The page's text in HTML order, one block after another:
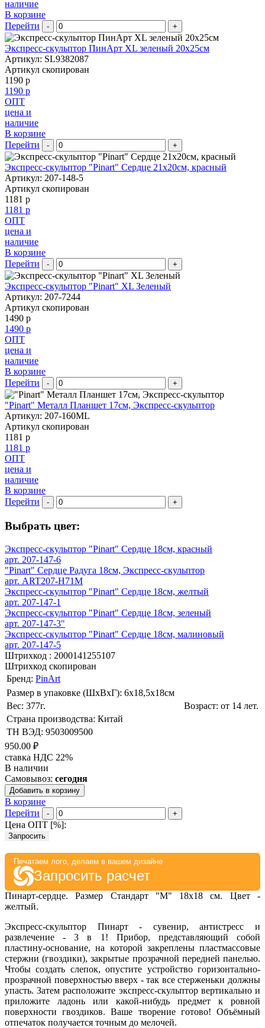
наличие
В корзине
Перейти
- +
Экспресс-скульптор ПинАрт XL зеленый 20х25см
Артикул: SL9382087
Артикул скопирован
1190 р
1190 р
ОПТ
цена и
наличие
В корзине
Перейти
- +
Экспресс-скульптор "Pinart" Сердце 21х20см, красный
Артикул: 207-148-5
Артикул скопирован
1181 р
1181 р
ОПТ
цена и
наличие
В корзине
Перейти
- +
Экспресс-скульптор "Pinart" XL Зеленый
Артикул: 207-7244
Артикул скопирован
1490 р
1490 р
ОПТ
цена и
наличие
В корзине
Перейти
- +
"Pinart" Металл Планшет 17см, Экспресс-скульптор
Артикул: 207-160ML
Артикул скопирован
1181 р
1181 р
ОПТ
цена и
наличие
В корзине
Перейти
- +
Выбрать цвет:
Экспресс-скульптор "Pinart" Сердце 18см, красный
арт. 207-147-6
"Pinart" Сердце Радуга 18см, Экспресс-скульптор
арт. ART207-H71M
Экспресс-скульптор "Pinart" Сердце 18см, желтый
арт. 207-147-1
Экспресс-скульптор "Pinart" Сердце 18см, зеленый
арт. 207-147-3"
Экспресс-скульптор "Pinart" Сердце 18см, малиновый
арт. 207-147-5
Штрихкод : 2000141255107
Штрихкод скопирован
Бренд: PinArt
Размер в упаковке (ШхВxГ): 6х18,5х18cм
Вес: 377г.
Возраст: от 14 лет.
Страна производства: Китай
ТН ВЭД: 9503009500
950.00 ₽
ставка НДС 22%
В наличии
Самовывоз: сегодня
Добавить в корзину
В корзине
Перейти
- +
Цена ОПТ [%]:
Запросить
Печатаем лого, делаем в вашем дизайне
Запросить расчет
Пинарт-сердце. Размер Стандарт "M" 18х18 см. Цвет -
желтый.
Экспресс-скульптор Пинарт - сувенир, антистресс и
развлечение - 3 в 1! Прибор, представляющий собой
пластину-основание, на которой закреплены пластмассовые
стержни (гвоздики), закрытые прозрачной передней панелью.
Чтобы создать слепок, опустите устройство горизонтально-
прозрачной поверхностью вверх - так все стерженьки должны
упасть. Затем расположите экспресс-скульптор вертикально и
приложите ладонь или какой-нибудь предмет к ровной
поверхности гвоздиков. Ваше творение готово! Объёмный
отпечаток получается точным до мелочей.